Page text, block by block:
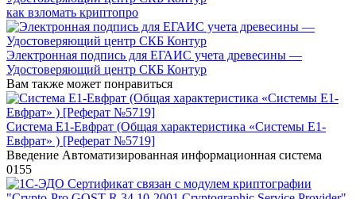
как взломать криптопро
Электронная подпись для ЕГАИС учета древесины —
Удостоверяющий центр СКБ Контур
Вам также может понравиться
Система Е1-Евфрат (Общая характеристика «Системы Е1-
Евфрат» ) [Реферат №5719]
Введение Автоматизированная информационная система
0155